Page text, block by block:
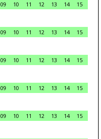
09 10 11 12 13 14
15
09 10 11 12 13 14
15
09 10 11 12 13 14
15
09 10 11 12 13 14
15
09 10 11 12 13 14
15